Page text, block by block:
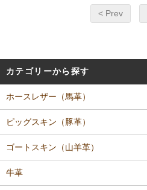
< Prev
カテゴリーから探す
ホースレザー（馬革）
ピッグスキン（豚革）
ゴートスキン（山羊革）
牛革